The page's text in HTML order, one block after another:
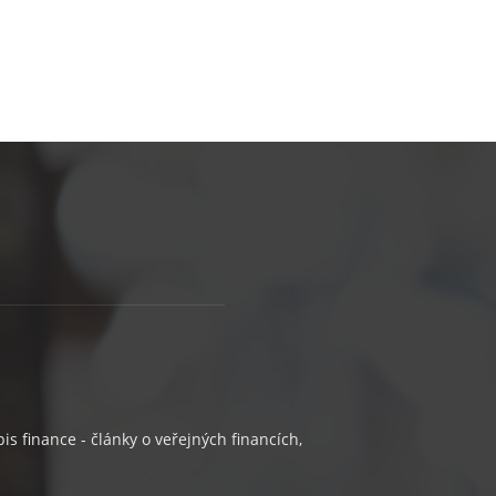
finance - články o veřejných financích,